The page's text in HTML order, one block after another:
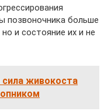
позвоночника больше
и состояние их и не
живокоста